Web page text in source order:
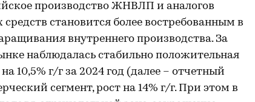
производство ЖНВЛП и аналогов
становится более востребованным в
внутреннего производства. За
наблюдалась стабильно положительная
г/г за 2024 год (далее – отчетный
сегмент, рост на 14% г/г. При этом в